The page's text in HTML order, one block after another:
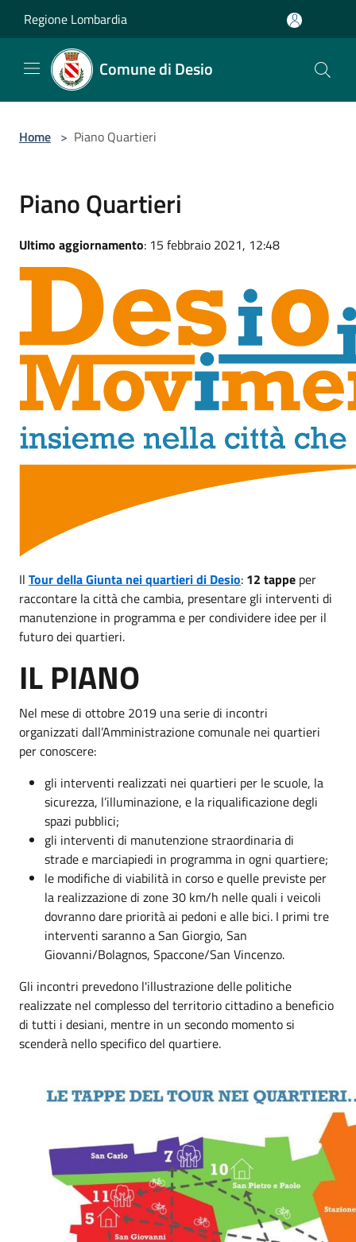
Regione Lombardia
Comune di Desio
Home > Piano Quartieri
Piano Quartieri
Ultimo aggiornamento: 15 febbraio 2021, 12:48
Il Tour della Giunta nei quartieri di Desio: 12 tappe per
raccontare la città che cambia, presentare gli interventi di
manutenzione in programma e per condividere idee per il
futuro dei quartieri.
IL PIANO
Nel mese di ottobre 2019 una serie di incontri
organizzati dall’Amministrazione comunale nei quartieri
per conoscere:
gli interventi realizzati nei quartieri per le scuole, la
sicurezza, l’illuminazione, e la riqualificazione degli
spazi pubblici;
gli interventi di manutenzione straordinaria di
strade e marciapiedi in programma in ogni quartiere;
le modifiche di viabilità in corso e quelle previste per
la realizzazione di zone 30 km/h nelle quali i veicoli
dovranno dare priorità ai pedoni e alle bici. I primi tre
interventi saranno a San Giorgio, San
Giovanni/Bolagnos, Spaccone/San Vincenzo.
Gli incontri prevedono l'illustrazione delle politiche
realizzate nel complesso del territorio cittadino a beneficio
di tutti i desiani, mentre in un secondo momento si
scenderà nello specifico del quartiere.